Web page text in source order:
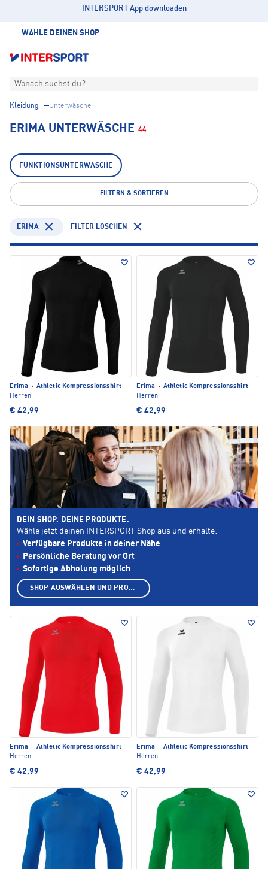
INTERSPORT App downloaden
WÄHLE DEINEN SHOP
Wonach suchst du?
Kleidung Unterwäsche
ERIMA UNTERWÄSCHE 44
FUNKTIONSUNTERWÄSCHE
FILTERN & SORTIEREN
ERIMA FILTER LÖSCHEN
Erima · Athletic Kompressionsshirt
Herren
€ 42,99
Erima · Athletic Kompressionsshirt
Herren
€ 42,99
Erima · Athletic Kompressionsshirt
Herren
€ 42,99
Erima · Athletic Kompressionsshirt
Herren
€ 42,99
DEIN SHOP. DEINE PRODUKTE.
Wähle jetzt deinen INTERSPORT Shop aus und erhalte:
Verfügbare Produkte in deiner Nähe
Persönliche Beratung vor Ort
Sofortige Abholung möglich
SHOP AUSWÄHLEN UND PRODUKTE ANZEIGEN